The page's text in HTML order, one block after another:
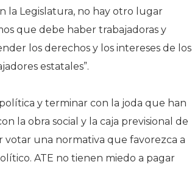
la Legislatura, no hay otro lugar
que debe haber trabajadoras y
los derechos y los intereses de los
estatales”.
y terminar con la joda que han
la obra social y la caja previsional de
votar una normativa que favorezca a
ATE no tienen miedo a pagar